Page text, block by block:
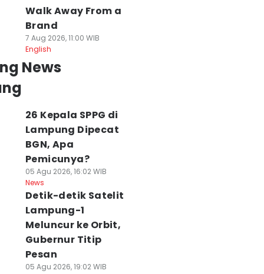
Walk Away From a
Brand
7 Aug 2026, 11:00 WIB
English
News
26 Kepala SPPG di
Lampung Dipecat
BGN, Apa
Pemicunya?
05 Agu 2026, 16:02 WIB
News
Detik-detik Satelit
Lampung-1
Meluncur ke Orbit,
Gubernur Titip
Pesan
05 Agu 2026, 19:02 WIB